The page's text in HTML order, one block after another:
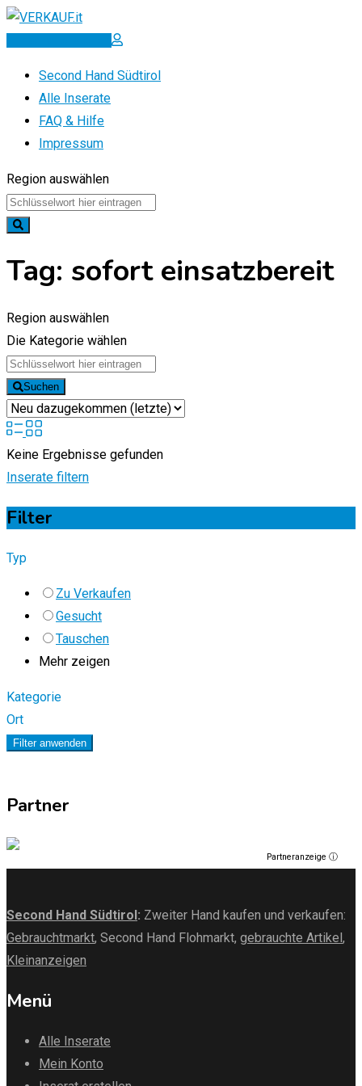
Zum
Inserat erstellen
Second Hand Südtirol
Alle Inserate
FAQ & Hilfe
Impressum
Region auswählen
Tag: sofort einsatzbereit
Region auswählen
Die Kategorie wählen
Suchen
Keine Ergebnisse gefunden
Inserate filtern
Filter
Typ
Zu Verkaufen
Gesucht
Tauschen
Mehr zeigen
Kategorie
Ort
Filter anwenden
Partner
Partneranzeige ⓘ
Second Hand Südtirol : Zweiter Hand kaufen und verkaufen:
Gebrauchtmarkt, Second Hand Flohmarkt, gebrauchte Artikel ,
Kleinanzeigen
Menü
Alle Inserate
Mein Konto